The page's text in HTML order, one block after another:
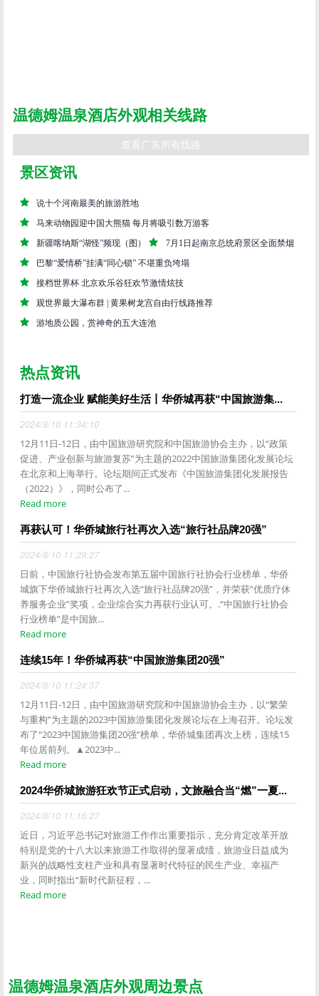
温德姆温泉酒店外观相关线路
查看广东所有线路
景区资讯
说十个河南最美的旅游胜地
马来动物园迎中国大熊猫 每月将吸引数万游客
新疆喀纳斯“湖怪”频现（图）
7月1日起南京总统府景区全面禁烟
巴黎“爱情桥”挂满“同心锁” 不堪重负垮塌
接档世界杯 北京欢乐谷狂欢节激情炫技
观世界最大瀑布群 | 黄果树龙宫自由行线路推荐
游地质公园，赏神奇的五大连池
热点资讯
打造一流企业 赋能美好生活丨华侨城再获“中国旅游集...
2024/8/10 11:34:10
12月11日-12日，由中国旅游研究院和中国旅游协会主办，以“政策
促进、产业创新与旅游复苏”为主题的2022中国旅游集团化发展论坛
在北京和上海举行。论坛期间正式发布《中国旅游集团化发展报告
（2022）》，同时公布了...
Read more
再获认可！华侨城旅行社再次入选“旅行社品牌20强”
2024/8/10 11:29:27
日前，中国旅行社协会发布第五届中国旅行社协会行业榜单，华侨
城旗下华侨城旅行社再次入选“旅行社品牌20强”，并荣获“优质疗休
养服务企业”奖项，企业综合实力再获行业认可。.“中国旅行社协会
行业榜单”是中国旅...
Read more
连续15年！华侨城再获“中国旅游集团20强”
2024/8/10 11:24:37
12月11日-12日，由中国旅游研究院和中国旅游协会主办，以“繁荣
与重构”为主题的2023中国旅游集团化发展论坛在上海召开。论坛发
布了“2023中国旅游集团20强”榜单，华侨城集团再次上榜，连续15
年位居前列。▲2023中...
Read more
2024华侨城旅游狂欢节正式启动，文旅融合当“燃”一夏...
2024/8/10 11:16:27
近日，习近平总书记对旅游工作作出重要指示，充分肯定改革开放
特别是党的十八大以来旅游工作取得的显著成绩，旅游业日益成为
新兴的战略性支柱产业和具有显著时代特征的民生产业、幸福产
业，同时指出“新时代新征程，...
Read more
温德姆温泉酒店外观周边景点